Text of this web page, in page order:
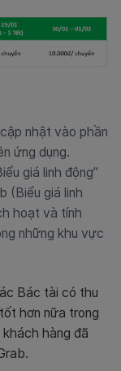
nhật vào phần
ứng dụng.
giá linh động”
(Biểu giá linh
hoạt và tính
những khu vực
Bác tài có thu
hơn nữa trong
hàng đã